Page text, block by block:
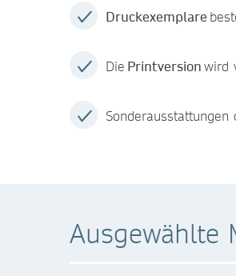
Druckexemplare
Die Printversionwird
Ausgewählte